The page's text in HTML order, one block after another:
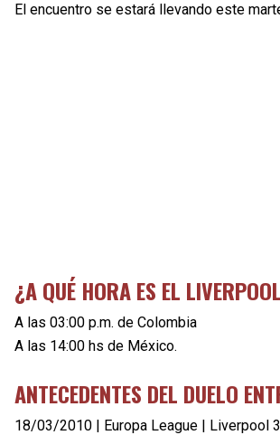
El encuentro se estará llevando este
¿A QUÉ HORA ES EL
A las 03:00 p.m. de Colombia
A las 14:00 hs de México.
ANTECEDENTES DEL DUELO
18/03/2010 | Europa League | Liverpool